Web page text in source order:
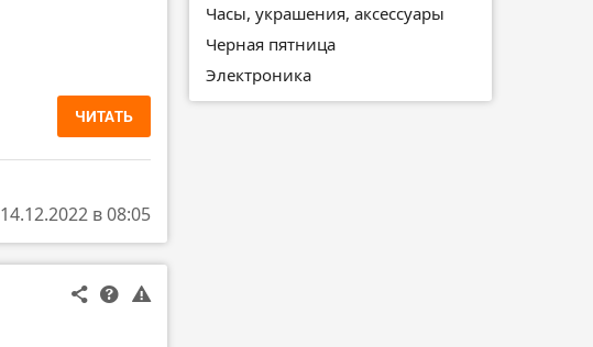
ЧИТАТЬ
14.12.2022 в 08:05
Часы, украшения, аксессуары
Черная пятница
Электроника